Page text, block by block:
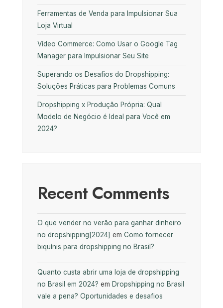
Ferramentas de Venda para Impulsionar Sua
Loja Virtual
Vídeo Commerce: Como Usar o Google Tag
Manager para Impulsionar Seu Site
Superando os Desafios do Dropshipping:
Soluções Práticas para Problemas Comuns
Dropshipping x Produção Própria: Qual
Modelo de Negócio é Ideal para Você em
2024?
Recent Comments
O que vender no verão para ganhar dinheiro
no dropshipping[2024] em Como fornecer
biquínis para dropshipping no Brasil?
Quanto custa abrir uma loja de dropshipping
no Brasil em 2024? em Dropshipping no Brasil
vale a pena? Oportunidades e desafios